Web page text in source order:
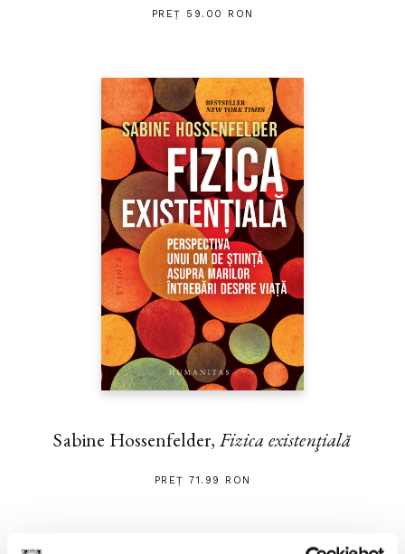
PREȚ 59.00 RON
Sabine Hossenfelder, Fizica existenţială
PREȚ 71.99 RON